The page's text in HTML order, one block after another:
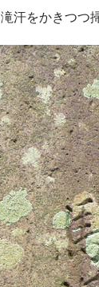
汗をかきつつ